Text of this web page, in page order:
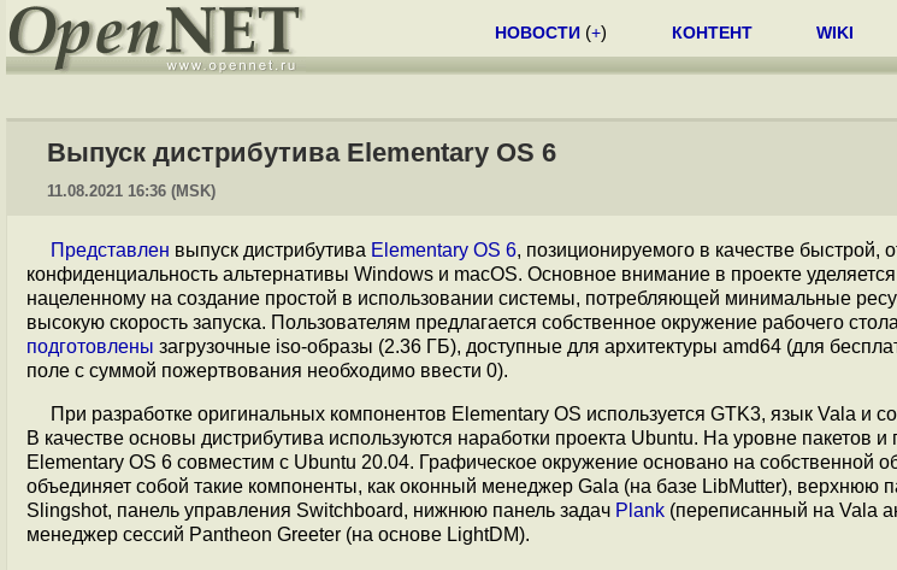
НОВОСТИ (+) КОНТЕНТ WIKI
Выпуск дистрибутива Elementary OS 6
11.08.2021 16:36 (MSK)
Представлен выпуск дистрибутива Elementary OS 6, позиционируемого в качестве быстрой,
конфиденциальность альтернативы Windows и macOS. Основное внимание в проекте
нацеленному на создание простой в использовании системы, потребляющей минимальные
высокую скорость запуска. Пользователям предлагается собственное окружение рабочего
подготовлены загрузочные iso-образы (2.36 ГБ), доступные для архитектуры amd64 (для
поле с суммой пожертвования необходимо ввести 0).
При разработке оригинальных компонентов Еlementary OS используется GTK3, язык Vala и
В качестве основы дистрибутива используются наработки проекта Ubuntu. На уровне пакетов
Еlementary OS 6 совместим с Ubuntu 20.04. Графическое окружение основано на собственной
объединяет собой такие компоненты, как оконный менеджер Gala (на базе LibMutter), верхнюю
Slingshot, панель управления Switchboard, нижнюю панель задач Plank (переписанный на Vala
менеджер сессий Pantheon Greeter (на основе LightDM).